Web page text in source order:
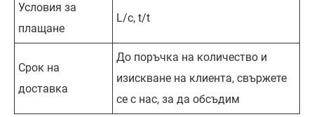
Условия за
плащане
L/c, t/t
Срок на
доставка
До поръчка на количество и
изискване на клиента, свържете
се с нас, за да обсъдим